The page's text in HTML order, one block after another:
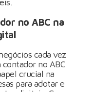
no ABC na
cada vez
no ABC
crucial na
para adotar e